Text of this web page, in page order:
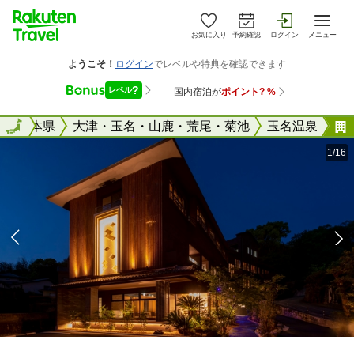
お気に入り 予約確認 ログイン メニュー
全国熊本県 大津・玉名・山鹿・荒尾・菊池 玉名温泉
全国
1/16